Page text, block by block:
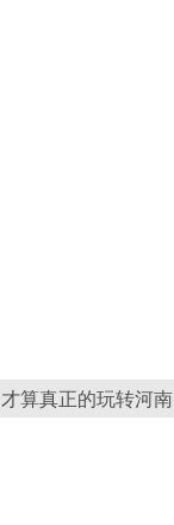
算真正的玩转河南